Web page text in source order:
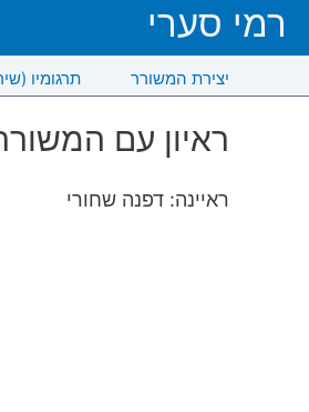
רמי סערי
תרגומיו יצירת המשורר
ראיון עם
ראיינה: דפנה שחורי